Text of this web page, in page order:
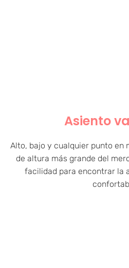
Asiento
Alto, bajo y cualquier punto en
de altura más grande del
facilidad para encontrar la